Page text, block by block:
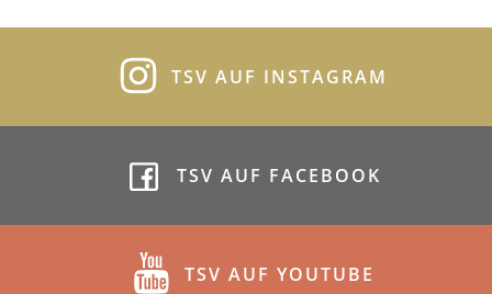
TSV AUF INSTAGRAM
TSV AUF FACEBOOK
TSV AUF YOUTUBE